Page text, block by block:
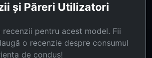
și Păreri Utilizatori
recenzii pentru acest model. Fii
o recenzie despre consumul
de condus!